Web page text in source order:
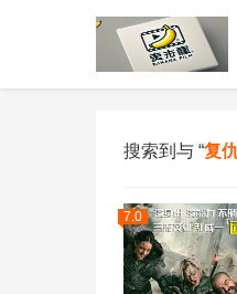
搜索到与 “复
7.0